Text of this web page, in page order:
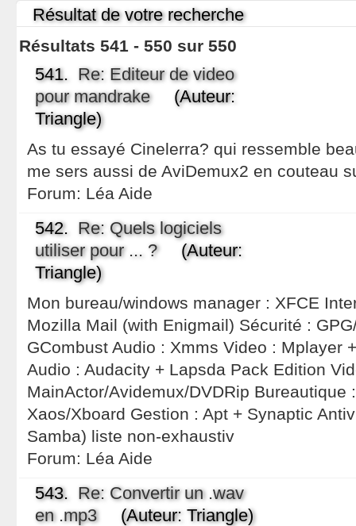
Résultat de votre recherche
Résultats 541 - 550 sur 550
541. Re: Editeur de video
pour mandrake(Auteur:
Triangle)
As tu essayé Cinelerra? qui ressemble
me sers aussi de AviDemux2 en couteau
Forum: Léa Aide
542. Re: Quels logiciels
utiliser pour ... ?(Auteur:
Triangle)
Mon bureau/windows manager : XFCE
Mozilla Mail (with Enigmail) Sécurité :
GCombust Audio : Xmms Video : Mplayer
Audio : Audacity + Lapsda Pack Edition
MainActor/Avidemux/DVDRip Bureautique
Xaos/Xboard Gestion : Apt + Synaptic
Samba) liste non-exhaustiv
Forum: Léa Aide
543. Re: Convertir un .wav
en .mp3(Auteur: Triangle)